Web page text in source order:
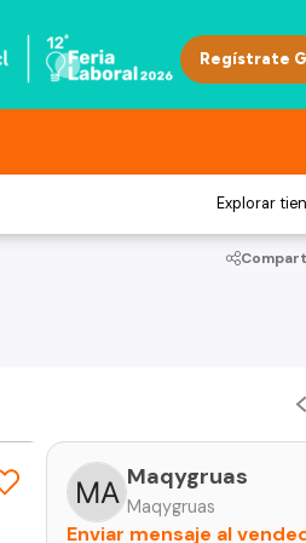
Explorar
Maqygruas
Maqygruas
Enviar mensaje al